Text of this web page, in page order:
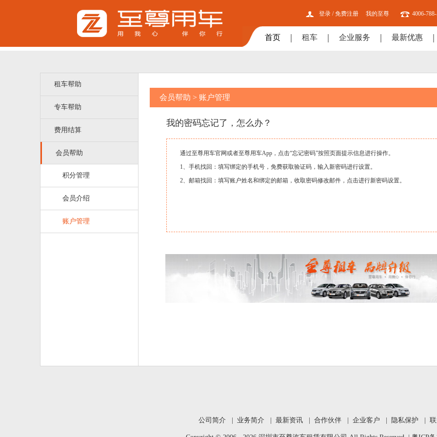
登录 / 免费注册 我的至尊 4006-
首页 租车 企业服务 最新优惠
租车帮助
专车帮助
费用结算
会员帮助
积分管理
会员介绍
账户管理
会员帮助 > 账户管理
我的密码忘记了，怎么办？
通过至尊用车官网或者至尊用车App，点击“忘记密码”按照页面提示信息进行操作。
1、手机找回：填写绑定的手机号，免费获取验证码，输入新密码进行设置。
2、邮箱找回：填写账户姓名和绑定的邮箱，收取密码修改邮件，点击进行新密码设置。
公司简介 业务简介 最新资讯 合作伙伴 企业客户 隐私保护